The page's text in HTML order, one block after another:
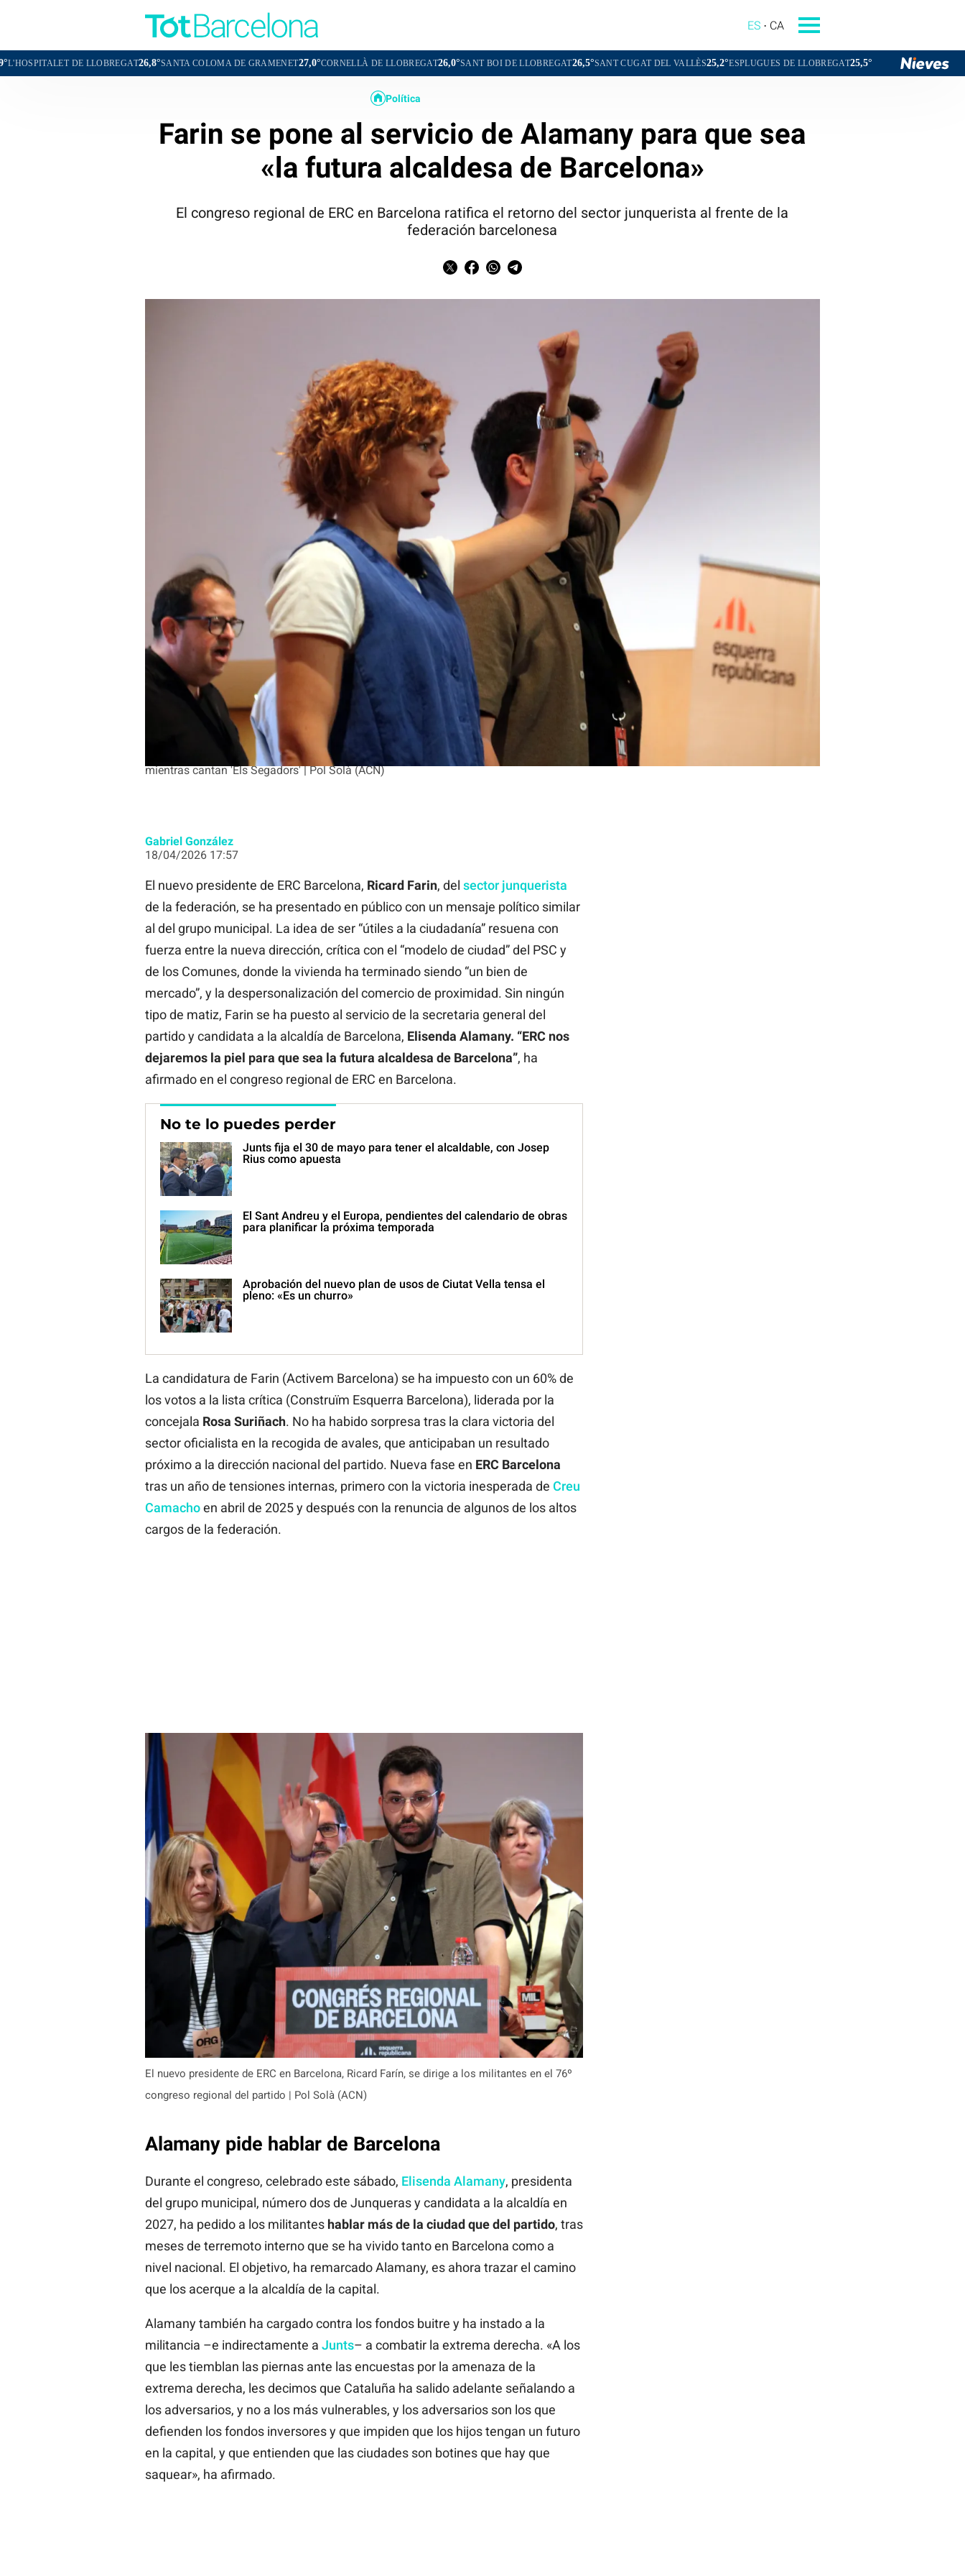
ES CA
DE LLOBREGAT 26,8°SANTA COLOMA DE GRAMENET27,0°CORNELLÀ DE LLOBREGAT26,0°SANT BOI DE LLOBREGAT26,5°SANT CUGAT DEL VALLÈS25,2°ESPLUGUES DE LLOBREGAT25,5° BADALONA26,9°
El nuevo presidente de ERC en Barcelona, Ricard Farín, y la cabeza de lista al consistorio, Elisenda Alamany, levantan el puño
mientras cantan 'Els Segadors' | Pol Solà (ACN)
Política
Farin se pone al servicio de Alamany para que sea
«la futura alcaldesa de Barcelona»
El congreso regional de ERC en Barcelona ratifica el retorno del sector junquerista al frente de la
federación barcelonesa
Gabriel González
18/04/2026 17:57
El nuevo presidente de ERC Barcelona, Ricard Farin, del sector junquerista
de la federación, se ha presentado en público con un mensaje político similar
al del grupo municipal. La idea de ser “útiles a la ciudadanía” resuena con
fuerza entre la nueva dirección, crítica con el “modelo de ciudad” del PSC y
de los Comunes, donde la vivienda ha terminado siendo “un bien de
mercado”, y la despersonalización del comercio de proximidad. Sin ningún
tipo de matiz, Farin se ha puesto al servicio de la secretaria general del
partido y candidata a la alcaldía de Barcelona, Elisenda Alamany. “ERC nos
dejaremos la piel para que sea la futura alcaldesa de Barcelona”, ha
afirmado en el congreso regional de ERC en Barcelona.
No te lo puedes perder
Junts fija el 30 de mayo para tener el alcaldable, con Josep
Rius como apuesta
El Sant Andreu y el Europa, pendientes del calendario de obras
para planificar la próxima temporada
Aprobación del nuevo plan de usos de Ciutat Vella tensa el
pleno: «Es un churro»
La candidatura de Farin (Activem Barcelona) se ha impuesto con un 60% de
los votos a la lista crítica (Construïm Esquerra Barcelona), liderada por la
concejala Rosa Suriñach. No ha habido sorpresa tras la clara victoria del
sector oficialista en la recogida de avales, que anticipaban un resultado
próximo a la dirección nacional del partido. Nueva fase en ERC Barcelona
tras un año de tensiones internas, primero con la victoria inesperada de Creu
Camachoen abril de 2025 y después con la renuncia de algunos de los altos
cargos de la federación.
El nuevo presidente de ERC en Barcelona, Ricard Farín, se dirige a los militantes en el 76º
congreso regional del partido | Pol Solà (ACN)
Alamany pide hablar de Barcelona
Durante el congreso, celebrado este sábado, Elisenda Alamany, presidenta
del grupo municipal, número dos de Junqueras y candidata a la alcaldía en
2027, ha pedido a los militantes hablar más de la ciudad que del partido, tras
meses de terremoto interno que se ha vivido tanto en Barcelona como a
nivel nacional. El objetivo, ha remarcado Alamany, es ahora trazar el camino
que los acerque a la alcaldía de la capital.
Alamany también ha cargado contra los fondos buitre y ha instado a la
militancia –e indirectamente a Junts– a combatir la extrema derecha. «A los
que les tiemblan las piernas ante las encuestas por la amenaza de la
extrema derecha, les decimos que Cataluña ha salido adelante señalando a
los adversarios, y no a los más vulnerables, y los adversarios son los que
defienden los fondos inversores y que impiden que los hijos tengan un futuro
en la capital, y que entienden que las ciudades son botines que hay que
saquear», ha afirmado.